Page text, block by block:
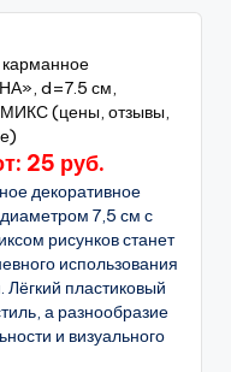
d=7.5 см,
МИКС (цены, отзывы,
25 руб.
декоративное
7,5 см с
рисунков станет
использования
пластиковый
а разнообразие
и визуального